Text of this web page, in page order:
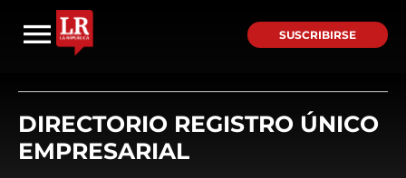
SUSCRIBIRSE
DIRECTORIO REGISTRO ÚNICO
EMPRESARIAL